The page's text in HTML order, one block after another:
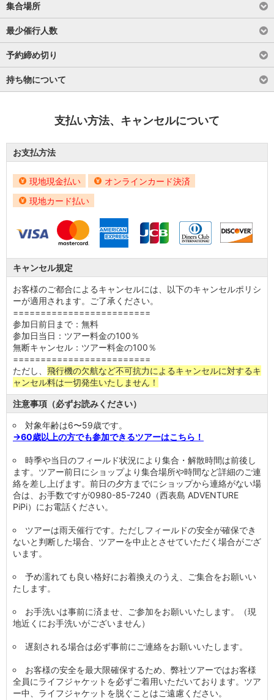
集合場所
最少催行人数
予約締め切り
持ち物について
支払い方法、キャンセルについて
お支払方法
現地現金払い
オンラインカード決済
現地カード払い
キャンセル規定
お客様のご都合によるキャンセルには、以下のキャンセルポリシ
ーが適用されます。ご了承ください。
=========================
参加日前日まで：無料
参加日当日：ツアー料金の100％
無断キャンセル：ツアー料金の100％
=========================
ただし、 飛行機の欠航など不可抗力によるキャンセルに対するキ
ャンセル料は一切発生いたしません！
注意事項（必ずお読みください）
対象年齢は6〜59歳です。
→60歳以上の方でも参加できるツアーはこちら！
時季や当日のフィールド状況により集合・解散時間は前後し
ます。ツアー前日にショップより集合場所や時間など詳細のご連
絡を差し上げます。前日の夕方までにショップから連絡がない場
合は、お手数ですが0980-85-7240（西表島 ADVENTURE
PiPi）にお電話ください。
ツアーは雨天催行です。ただしフィールドの安全が確保でき
ないと判断した場合、ツアーを中止とさせていただく場合がござ
います。
予め濡れても良い格好にお着換えのうえ、ご集合をお願いい
たします。
お手洗いは事前に済ませ、ご参加をお願いいたします。（現
地近くにお手洗いがございません）
遅刻される場合は必ず事前にご連絡をお願いいたします。
お客様の安全を最大限確保するため、弊社ツアーではお客様
全員にライフジャケットを必ずご着用いただいております。ツア
ー中、ライフジャケットを脱ぐことはご遠慮ください。